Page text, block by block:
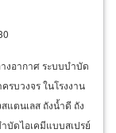
งอากาศ ระบบบำบัด
รบวงจร ในโรงงาน
แตนเลส ถังน้ำดี ถัง
บัดไอเคมีแบบสเปรย์